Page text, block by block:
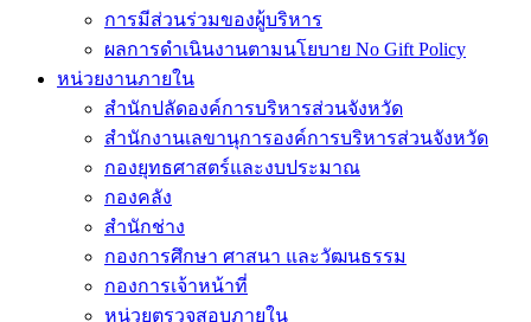
การมีส่วนร่วมของผู้บริหาร
ผลการดำเนินงานตามนโยบาย No Gift Policy
หน่วยงานภายใน
สำนักปลัดองค์การบริหารส่วนจังหวัด
สำนักงานเลขานุการองค์การบริหารส่วนจังหวัด
กองยุทธศาสตร์และงบประมาณ
กองคลัง
สำนักช่าง
กองการศึกษา ศาสนา และวัฒนธรรม
กองการเจ้าหน้าที่
หน่วยตรวจสอบภายใน